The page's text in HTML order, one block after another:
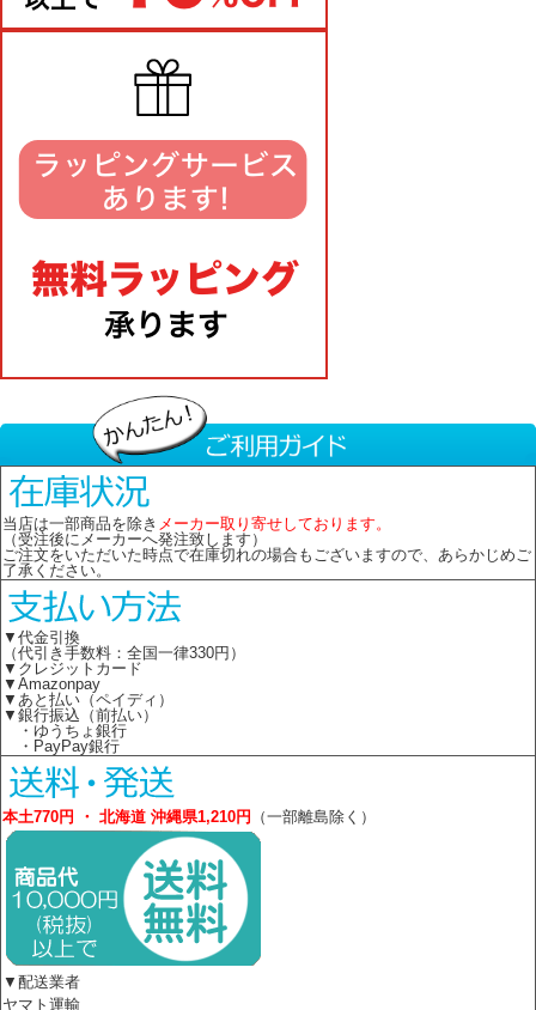
当店は一部商品を除き メーカー取り寄せしております。
（受注後にメーカーへ発注致します）
ご注文をいただいた時点で在庫切れの場合もございますので、あらかじめご
了承ください。
▼代金引換
（代引き手数料：全国一律330円）
▼クレジットカード
▼Amazonpay
▼あと払い（ペイディ）
▼銀行振込（前払い）
・ゆうちょ銀行
・PayPay銀行
本土770円 ・ 北海道 沖縄県1,210円 （一部離島除く）
▼配送業者
ヤマト運輸